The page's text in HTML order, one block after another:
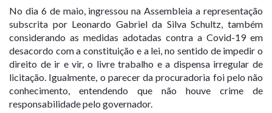
No dia 6 de maio, ingressou na Assembleia a representação
subscrita por Leonardo Gabriel da Silva Schultz, também
considerando as medidas adotadas contra a Covid-19 em
desacordo com a constituição e a lei, no sentido de impedir o
direito de ir e vir, o livre trabalho e a dispensa irregular de
licitação. Igualmente, o parecer da procuradoria foi pelo não
conhecimento, entendendo que não houve crime de
responsabilidade pelo governador.